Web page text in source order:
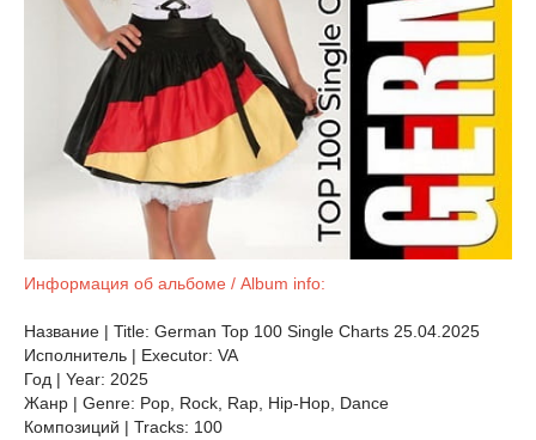
Информация об альбоме / Album info:
Название | Title: German Top 100 Single Charts 25.04.2025
Исполнитель | Executor: VA
Год | Year: 2025
Жанр | Genre: Pop, Rock, Rap, Hip-Hop, Dance
Композиций | Tracks: 100